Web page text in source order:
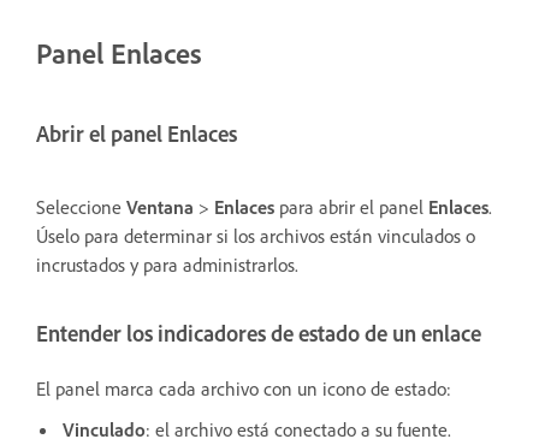
Panel Enlaces
Abrir el panel Enlaces
Seleccione Ventana > Enlaces para abrir el panel Enlaces.
Úselo para determinar si los archivos están vinculados o
incrustados y para administrarlos.
Entender los indicadores de estado de un enlace
El panel marca cada archivo con un icono de estado:
Vinculado: el archivo está conectado a su fuente.